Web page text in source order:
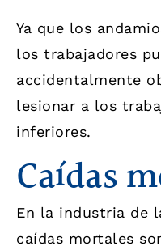
Ya que los
los trabajadores
accidentalmente
lesionar a los
inferiores.
Caídas
En la industria de
caídas mortales